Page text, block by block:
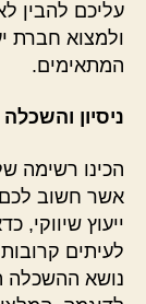
עליכם להבין
ולמצוא חברת
המתאימים.
ניסיון והשכלה
הכינו רשימה
אשר חשוב
ייעוץ
לעיתים
נושא ההשכלה